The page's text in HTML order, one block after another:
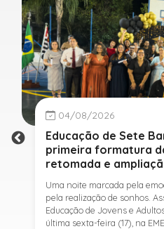
04/08/2026
Educação de Sete
primeira formatura
retomada e
Uma noite marcada pela
pela realização de sonhos.
Educação de Jovens e
última sexta-feira (17), na